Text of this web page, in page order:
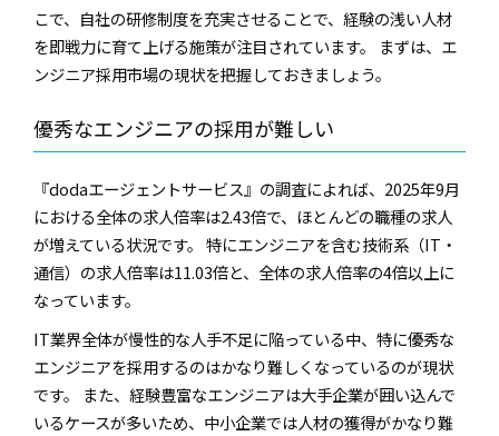
こで、自社の研修制度を充実させることで、経験の浅い人材
を即戦力に育て上げる施策が注目されています。 まずは、エ
ンジニア採用市場の現状を把握しておきましょう。
優秀なエンジニアの採用が難しい
『dodaエージェントサービス』の調査によれば、2025年9月
における全体の求人倍率は2.43倍で、ほとんどの職種の求人
が増えている状況です。 特にエンジニアを含む技術系（IT・
通信）の求人倍率は11.03倍と、全体の求人倍率の4倍以上に
なっています。
IT業界全体が慢性的な人手不足に陥っている中、特に優秀な
エンジニアを採用するのはかなり難しくなっているのが現状
です。 また、経験豊富なエンジニアは大手企業が囲い込んで
いるケースが多いため、中小企業では人材の獲得がかなり難